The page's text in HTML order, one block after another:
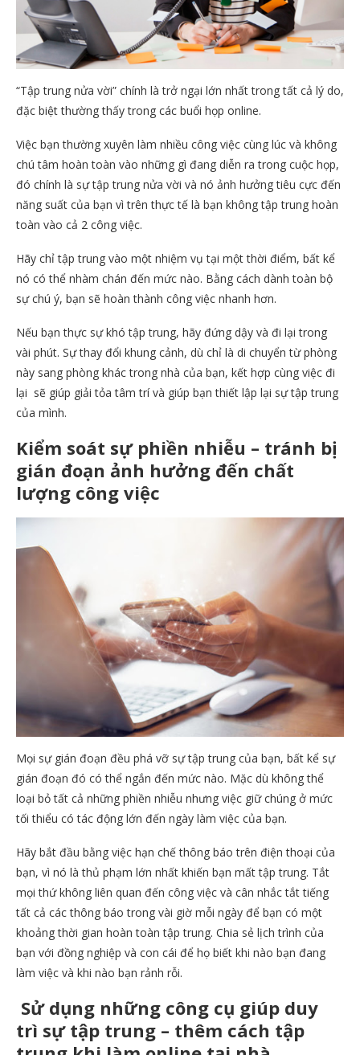
“Tập trung nửa vời” chính là trở ngại lớn nhất trong tất cả lý do,
đặc biệt thường thấy trong các buổi họp online.
Việc bạn thường xuyên làm nhiều công việc cùng lúc và không
chú tâm hoàn toàn vào những gì đang diễn ra trong cuộc họp,
đó chính là sự tập trung nửa vời và nó ảnh hưởng tiêu cực đến
năng suất của bạn vì trên thực tế là bạn không tập trung hoàn
toàn vào cả 2 công việc.
Hãy chỉ tập trung vào một nhiệm vụ tại một thời điểm, bất kể
nó có thể nhàm chán đến mức nào. Bằng cách dành toàn bộ
sự chú ý, bạn sẽ hoàn thành công việc nhanh hơn.
Nếu bạn thực sự khó tập trung, hãy đứng dậy và đi lại trong
vài phút. Sự thay đổi khung cảnh, dù chỉ là di chuyển từ phòng
này sang phòng khác trong nhà của bạn, kết hợp cùng việc đi
lại sẽ giúp giải tỏa tâm trí và giúp bạn thiết lập lại sự tập trung
của mình.
Kiểm soát sự phiền nhiễu – tránh bị
gián đoạn ảnh hưởng đến chất
lượng công việc
Mọi sự gián đoạn đều phá vỡ sự tập trung của bạn, bất kể sự
gián đoạn đó có thể ngắn đến mức nào. Mặc dù không thể
loại bỏ tất cả những phiền nhiễu nhưng việc giữ chúng ở mức
tối thiểu có tác động lớn đến ngày làm việc của bạn.
Hãy bắt đầu bằng việc hạn chế thông báo trên điện thoại của
bạn, vì nó là thủ phạm lớn nhất khiến bạn mất tập trung. Tắt
mọi thứ không liên quan đến công việc và cân nhắc tắt tiếng
tất cả các thông báo trong vài giờ mỗi ngày để bạn có một
khoảng thời gian hoàn toàn tập trung. Chia sẻ lịch trình của
bạn với đồng nghiệp và con cái để họ biết khi nào bạn đang
làm việc và khi nào bạn rảnh rỗi.
Sử dụng những công cụ giúp duy
trì sự tập trung – thêm cách tập